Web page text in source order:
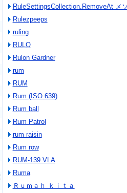
RuleSettingsCollection.RemoveAt メ
Rulezpeeps
ruling
RULO
Rulon Gardner
rum
RUM
Rum (ISO 639)
Rum ball
Rum Patrol
rum raisin
Rum row
RUM-139 VLA
Ruma
Ｒｕｍａｈ ｋｉｔａ